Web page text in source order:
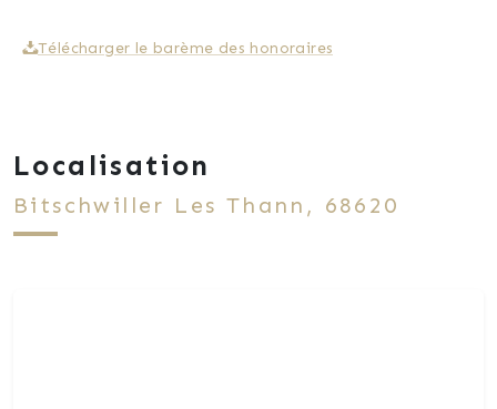
Télécharger le barème des honoraires
Localisation
Bitschwiller Les Thann, 68620